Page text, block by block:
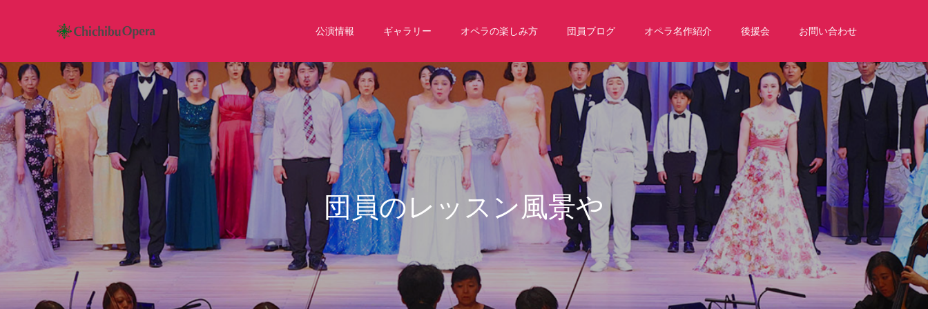
公演情報 ギャラリー オペラの楽しみ方 団員ブログ オペラ名作紹介 後援会 お問い合わせ
団員 レッスン風景や本番前のレ ッ な